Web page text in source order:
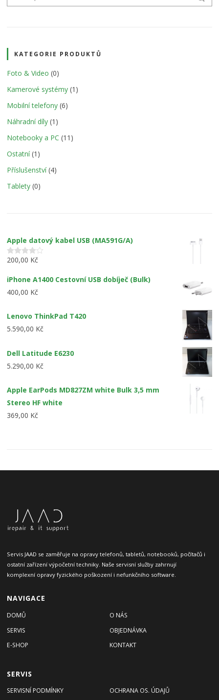
KATEGORIE PRODUKTŮ
Foto & Video (0)
Kamerové systémy (1)
Mobilní telefony (6)
Náhradní díly (1)
Notebooky a PC (11)
Ostatní (1)
Příslušenství (4)
Tablety (0)
Apple datový kabel USB (MA591G/A)
Hodnocení
200,00 Kč
iPhone A1400 Cestovní USB dobíječ (Bulk)
400,00 Kč
Lenovo ThinkPad T420
5.590,00 Kč
Dell Latitude E6230
5.290,00 Kč
Apple EarPods MD827ZM white Bulk 3,5 mm
Stereo HF white
369,00 Kč
Servis JAAD se zaměřuje na opravy telefonů, tabletů, notebooků, počítačů i
ostatní zařízení výpočetní techniky. Naše servisní služby zahrnují
komplexní opravy fyzického poškození i nefunkčního software.
NAVIGACE
DOMŮ
O NÁS
SERVIS
OBJEDNÁVKA
E-SHOP
KONTAKT
SERVIS
SERVISNÍ PODMÍNKY OCHRANA OS. ÚDAJŮ